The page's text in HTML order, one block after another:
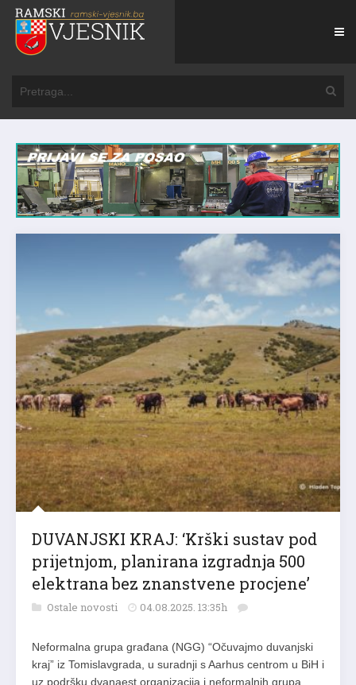
DUVANJSKI KRAJ: ‘Krški sustav pod
prijetnjom, planirana izgradnja 500
elektrana bez znanstvene procjene’
Ostale novosti 04.08.2025. 13:35h
Neformalna grupa građana (NGG) “Očuvajmo duvanjski
kraj” iz Tomislavgrada, u suradnji s Aarhus centrom u BiH i
uz podršku dvanaest organizacija i neformalnih grupa